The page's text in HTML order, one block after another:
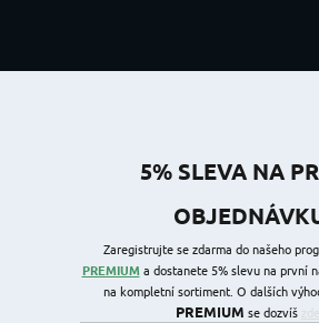
5% SLEVA NA
Zaregistrujte se zdarma do našeho
PREMIUMa dostanete 5% slevu na první
na kompletní sortiment. O dalších
PREMIUM se dozvíš